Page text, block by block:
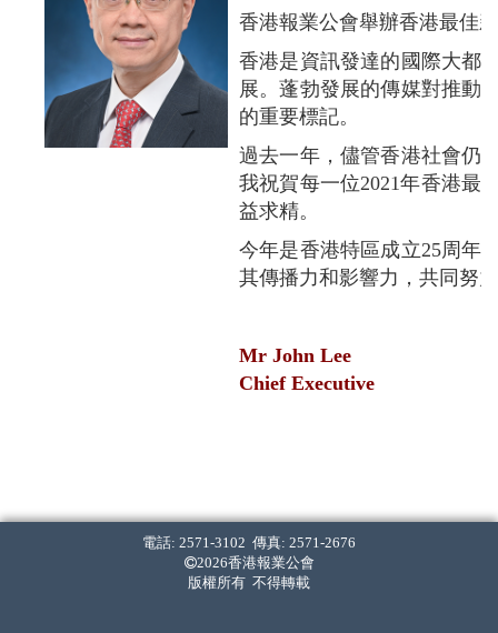
香港報業公會舉辦香港最佳
香港是資訊發達的國際大都
展。蓬勃發展的傳媒對推動
的重要標記。
過去一年，儘管香港社會仍
我祝賀每一位2021年香港最
益求精。
今年是香港特區成立25周年
其傳播力和影響力，共同努
Mr John Lee
Chief Executive
performance over the years,
In a metropolitan city with
comprehensive news and
電話: 2571-3102 傳真: 2571-2676
2026香港報業公會
版權所有 不得轉載